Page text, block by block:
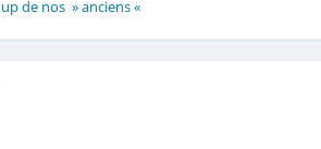
de nos » anciens «